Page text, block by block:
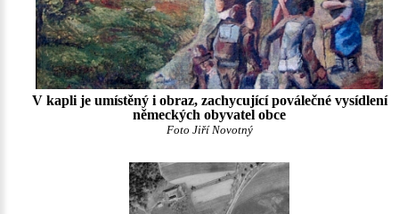
V kapli je umístěný i obraz, zachycující poválečné vysídlení
německých obyvatel obce
Foto Jiří Novotný